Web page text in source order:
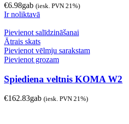
€6.98gab (iesk. PVN 21%)
Ir noliktavā
Pievienot salīdzināšanai
Ātrais skats
Pievienot vēlmju sarakstam
Pievienot grozam
Spiediena veltnis KOMA W2
€162.83gab (iesk. PVN 21%)